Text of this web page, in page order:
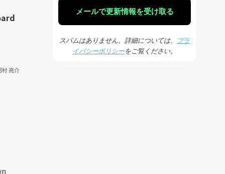
村 亮介
スパムはありません。詳細については、
プラ
イバシーポリシーをご覧ください。